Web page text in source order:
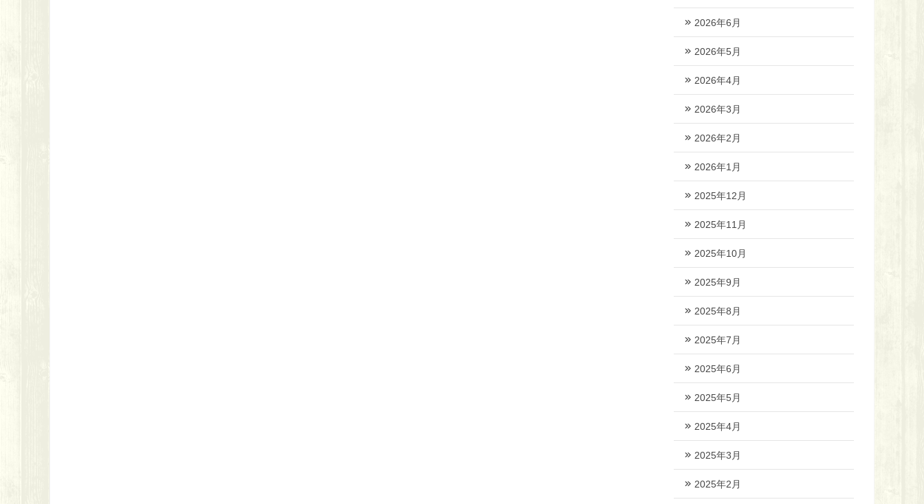
2026年6月
2026年5月
2026年4月
2026年3月
2026年2月
2026年1月
2025年12月
2025年11月
2025年10月
2025年9月
2025年8月
2025年7月
2025年6月
2025年5月
2025年4月
2025年3月
2025年2月